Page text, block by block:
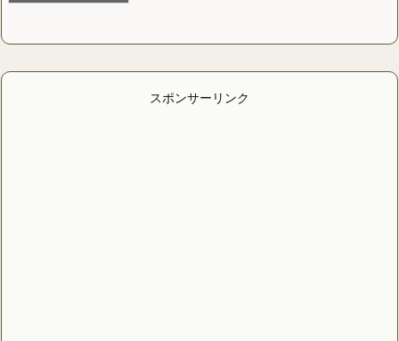
スポンサーリンク